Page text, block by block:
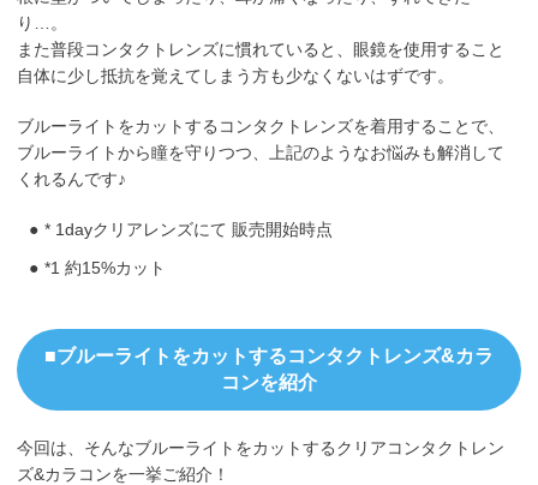
り…。
また普段コンタクトレンズに慣れていると、眼鏡を使用すること
自体に少し抵抗を覚えてしまう方も少なくないはずです。
ブルーライトをカットするコンタクトレンズを着用することで、
ブルーライトから瞳を守りつつ、上記のようなお悩みも解消して
くれるんです♪
* 1dayクリアレンズにて 販売開始時点
*1 約15%カット
■ブルーライトをカットするコンタクトレンズ&カラ
コンを紹介
今回は、そんなブルーライトをカットするクリアコンタクトレン
ズ&カラコンを一挙ご紹介！